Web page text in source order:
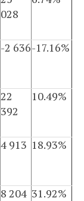
028
-2 636-17.16%
22
392
10.49%
4 913 18.93%
8 204 31.92%